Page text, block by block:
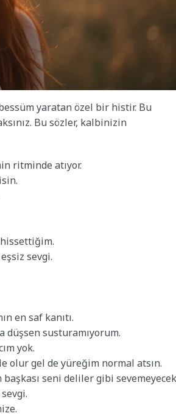
yaratan özel bir histir. Bu
Bu sözler, kalbinizin
ritminde atıyor.
sevgi.
en saf kanıtı.
düşsen susturamıyorum.
yok.
olur gel de yüreğim normal atsın.
seni deliler gibi